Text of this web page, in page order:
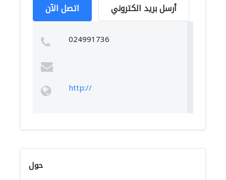
اتصل الآن أرسل بريد الكتروني
024991736
http://
حول